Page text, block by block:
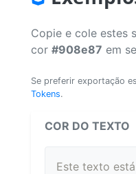
Copie e cole estes
cor #908e87 em
Se preferir exportação
Tokens.
COR DO TEXTO
Este texto